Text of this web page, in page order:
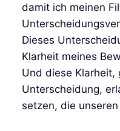
damit ich meinen
Dieses
Klarheit meines
Und diese Klarheit,
Unterscheidung,
setzen, die